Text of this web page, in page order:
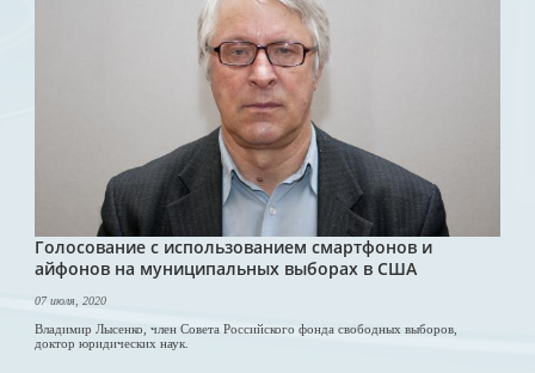
Голосование с использованием смартфонов и
айфонов на муниципальных выборах в США
07 июля, 2020
Владимир Лысенко, член Совета Российского фонда свободных выборов,
доктор юридических наук.